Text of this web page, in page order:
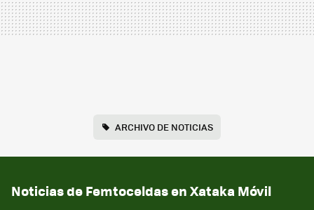
ARCHIVO DE NOTICIAS
Noticias de Femtoceldas en Xataka Móvil